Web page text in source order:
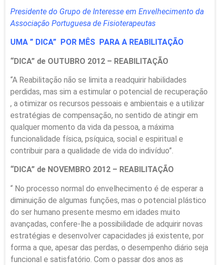
Presidente do Grupo de Interesse em Envelhecimento da
Associação Portuguesa de Fisioterapeutas
UMA ” DICA” POR MÊS PARA A REABILITAÇÃO
“DICA” de OUTUBRO 2012 – REABILITAÇÃO
“A Reabilitação não se limita a readquirir habilidades
perdidas, mas sim a estimular o potencial de recuperação
, a otimizar os recursos pessoais e ambientais e a utilizar
estratégias de compensação, no sentido de atingir em
qualquer momento da vida da pessoa, a máxima
funcionalidade física, psíquica, social e espiritual e
contribuir para a qualidade de vida do indivíduo”.
“DICA” de NOVEMBRO 2012 – REABILITAÇÃO
“ No processo normal do envelhecimento é de esperar a
diminuição de algumas funções, mas o potencial plástico
do ser humano presente mesmo em idades muito
avançadas, confere-lhe a possibilidade de adquirir novas
estratégias e desenvolver capacidades já existente, por
forma a que, apesar das perdas, o desempenho diário seja
funcional e satisfatório. Com o passar dos anos as